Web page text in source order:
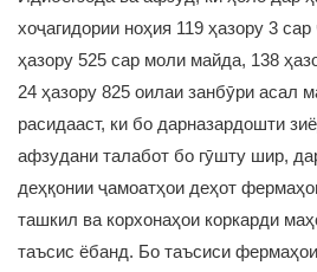
хоҷагидории ноҳия 119 ҳазору 3
ҳазору 525 сар моли майда, 138
24 ҳазору 825 оилаи занбӯри асал
расидааст, ки бо дарназардошти
афзудани талабот бо гӯшту шир,
деҳқонии ҷамоатҳои деҳот
ташкил ва корхонаҳои коркарди
таъсис ёбанд. Бо таъсиси